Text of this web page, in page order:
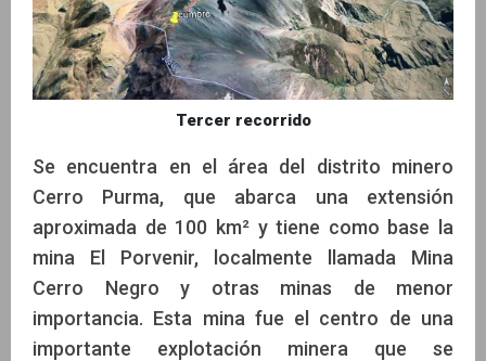
Tercer recorrido
Se encuentra en el área del distrito minero
Cerro Purma, que abarca una extensión
aproximada de 100 km² y tiene como base la
mina El Porvenir, localmente llamada Mina
Cerro Negro y otras minas de menor
importancia. Esta mina fue el centro de una
importante explotación minera que se